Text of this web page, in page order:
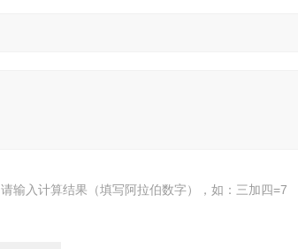
请输入计算结果（填写阿拉伯数字），如：三加四=7